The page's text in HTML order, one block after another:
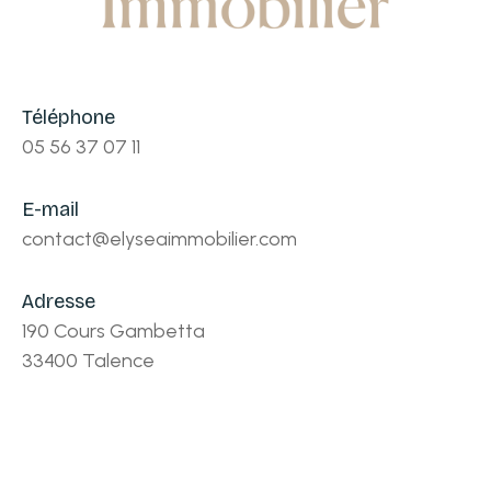
Téléphone
05 56 37 07 11
E-mail
contact@elyseaimmobilier.com
Adresse
190 Cours Gambetta
33400 Talence